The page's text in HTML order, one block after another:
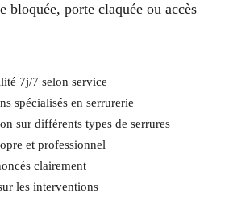
bloquée, porte claquée ou accès
7j/7 selon service
spécialisés en serrurerie
sur différents types de serrures
et professionnel
clairement
les interventions